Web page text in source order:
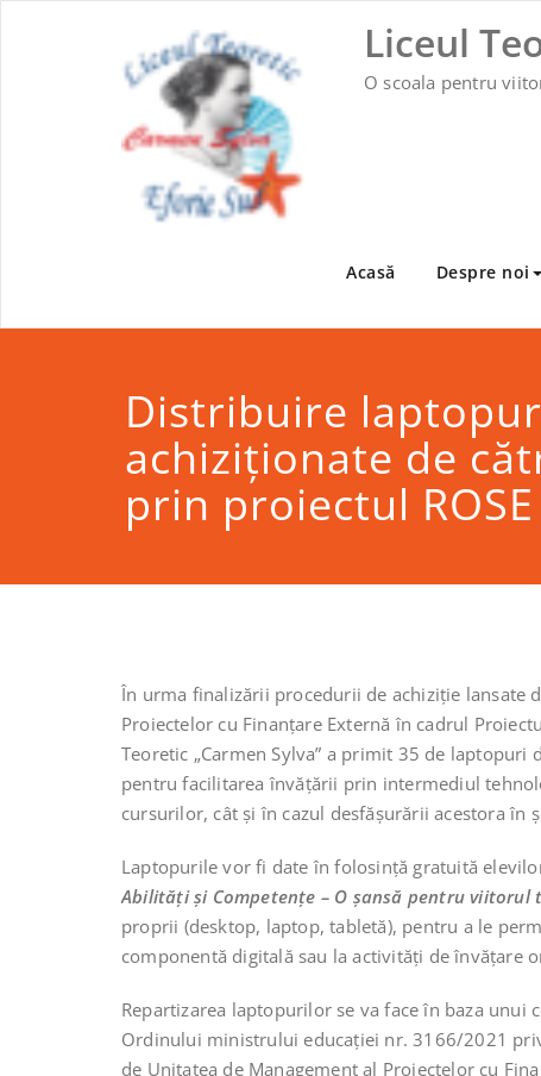
Liceul
O scoala pentru
Acasă Despre noi
Distribuire
achiziționate de
prin proiectul ROSE
În urma finalizării procedurii de achiziție lansate
Proiectelor cu Finanțare Externă în cadrul
Teoretic „Carmen Sylva” a primit 35 de
pentru facilitarea învățării prin intermediul
cursurilor, cât și în cazul desfășurării acestora în
Laptopurile vor fi date în folosință gratuită
Abilități și Competențe – O șansă pentru viitorul
proprii (desktop, laptop, tabletă), pentru a le
componentă digitală sau la activități de învățare
Repartizarea laptopurilor se va face în baza
Ordinului ministrului educației nr. 3166/2021
de Unitatea de Management al Proiectelor cu